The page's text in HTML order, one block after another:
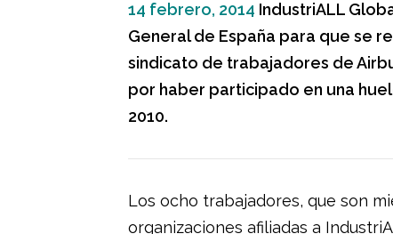
14 febrero, 2014 IndustriALL
General de España para que se
sindicato de trabajadores de
por haber participado en una
2010.
Los ocho trabajadores, que son
organizaciones afiliadas a